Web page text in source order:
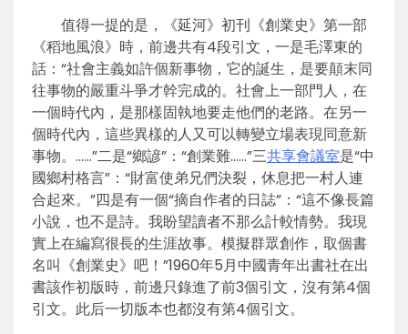
值得一提的是，《延河》初刊《創業史》第一部
《稻地風浪》時，前邊共有4段引文，一是毛澤東的
話：“社會主義如許個新事物，它的誕生，是要顛末同
往事物的嚴重斗爭才幹完成的。社會上一部門人，在
一個時代內，是那樣固執地要走他們的老路。在另一
個時代內，這些異樣的人又可以轉變立場表現同意新
事物。……”二是“鄉諺”：“創業難……”三共享會議室是“中
國鄉村格言”：“財富使弟兄們決裂，休息把一村人連
合起來。”四是有一個“摘自作者的日誌”：“這不像長篇
小說，也不是詩。我盼望讀者不那么計較情勢。我現
實上在編寫很長的生涯故事。模擬群眾創作，取個書
名叫《創業史》吧！”1960年5月中國青年出書社在出
書該作初版時，前邊只錄進了前3個引文，沒有第4個
引文。此后一切版本也都沒有第4個引文。